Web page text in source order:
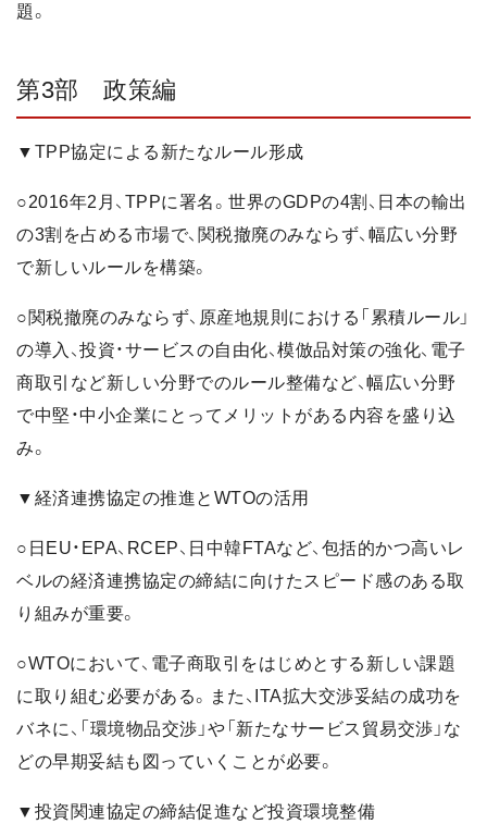
題。
第3部 政策編
▼TPP協定による新たなルール形成
○2016年2月、TPPに署名。世界のGDPの4割、日本の輸出
の3割を占める市場で、関税撤廃のみならず、幅広い分野
で新しいルールを構築。
○関税撤廃のみならず、原産地規則における「累積ルール」
の導入、投資・サービスの自由化、模倣品対策の強化、電子
商取引など新しい分野でのルール整備など、幅広い分野
で中堅・中小企業にとってメリットがある内容を盛り込
み。
▼経済連携協定の推進とWTOの活用
○日EU・EPA、RCEP、日中韓FTAなど、包括的かつ高いレ
ベルの経済連携協定の締結に向けたスピード感のある取
り組みが重要。
○WTOにおいて、電子商取引をはじめとする新しい課題
に取り組む必要がある。また、ITA拡大交渉妥結の成功を
バネに、「環境物品交渉」や「新たなサービス貿易交渉」な
どの早期妥結も図っていくことが必要。
▼投資関連協定の締結促進など投資環境整備